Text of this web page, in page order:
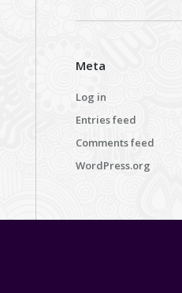
Meta
Log in
Entries feed
Comments feed
WordPress.org